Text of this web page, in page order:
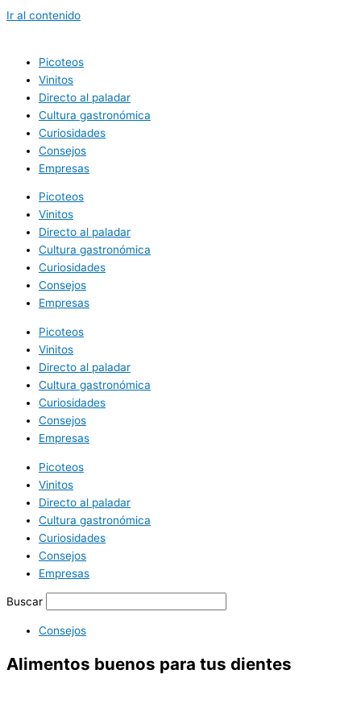
Ir al contenido
Picoteos
Vinitos
Directo al paladar
Cultura gastronómica
Curiosidades
Consejos
Empresas
Picoteos
Vinitos
Directo al paladar
Cultura gastronómica
Curiosidades
Consejos
Empresas
Picoteos
Vinitos
Directo al paladar
Cultura gastronómica
Curiosidades
Consejos
Empresas
Picoteos
Vinitos
Directo al paladar
Cultura gastronómica
Curiosidades
Consejos
Empresas
Buscar
Consejos
Alimentos buenos para tus dientes